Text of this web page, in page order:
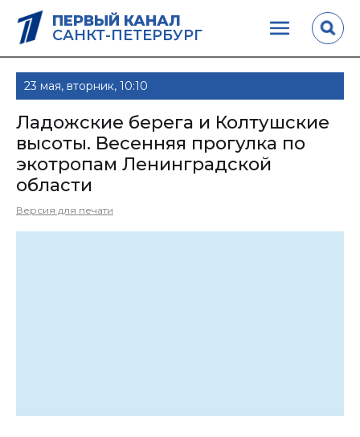
ПЕРВЫЙ КАНАЛ
САНКТ-ПЕТЕРБУРГ
23 мая, вторник, 10:10
Ладожские берега и Колтушские
высоты. Весенняя прогулка по
экотропам Ленинградской
области
Версия для печати